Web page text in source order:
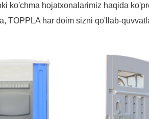
ko'chma hojatxonalarimiz haqida
TOPPLA har doim sizni qo'llab-